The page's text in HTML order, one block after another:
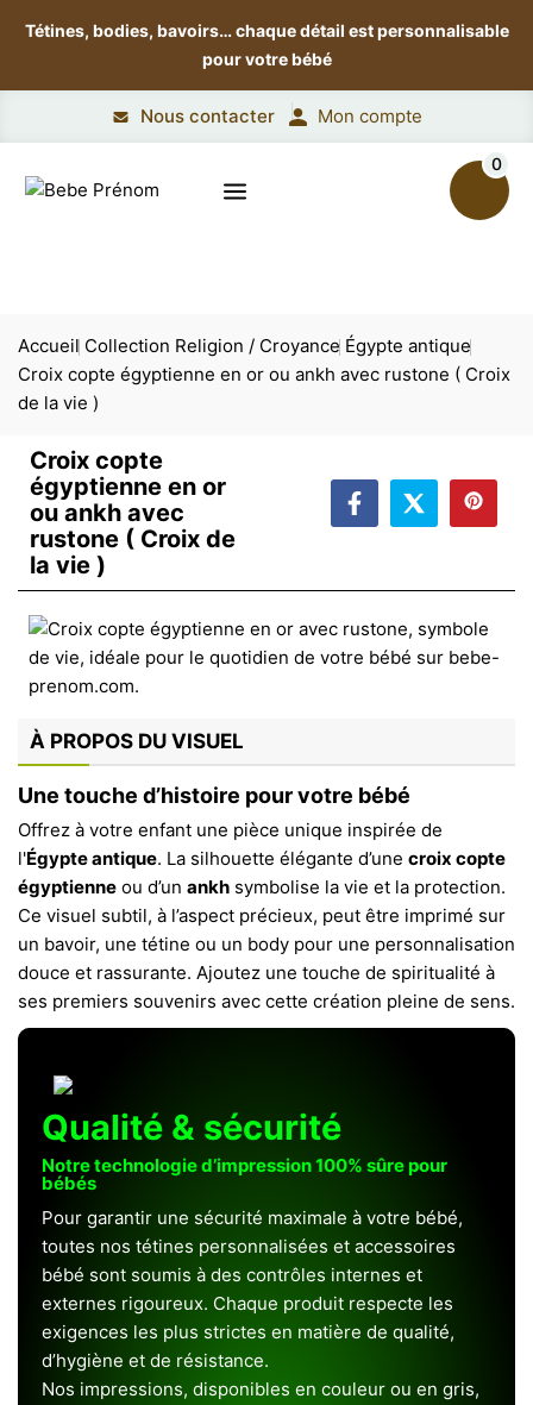
Tétines, bodies, bavoirs…chaque détail est personnalisable
pour votre bébé
Nous contacter Mon compte
0
Accueil Collection Religion / Croyance Égypte antique
Croix copte égyptienne en or ou ankh avec rustone ( Croix
de la vie )
Croix copte
égyptienne en or
ou ankh avec
rustone ( Croix de
la vie )
À PROPOS DU VISUEL
Une touche d’histoire pour votre bébé
Offrez à votre enfant une pièce unique inspirée de
l'Égypte antique. La silhouette élégante d’une croix copte
égyptienne ou d’un ankh symbolise la vie et la protection.
Ce visuel subtil, à l’aspect précieux, peut être imprimé sur
un bavoir, une tétine ou un body pour une personnalisation
douce et rassurante. Ajoutez une touche de spiritualité à
ses premiers souvenirs avec cette création pleine de sens.
Qualité & sécurité
Notre technologie d’impression 100% sûre pour
bébés
Pour garantir une sécurité maximale à votre bébé,
toutes nos tétines personnalisées et accessoires
bébé sont soumis à des contrôles internes et
externes rigoureux. Chaque produit respecte les
exigences les plus strictes en matière de qualité,
d’hygiène et de résistance.
Nos impressions, disponibles en couleur ou en gris,